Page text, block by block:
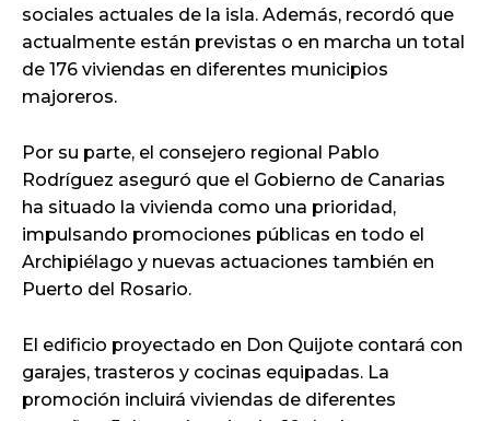
sociales actuales de la isla. Además, recordó que
actualmente están previstas o en marcha un total
de 176 viviendas en diferentes municipios
majoreros.
Por su parte, el consejero regional Pablo
Rodríguez aseguró que el Gobierno de Canarias
ha situado la vivienda como una prioridad,
impulsando promociones públicas en todo el
Archipiélago y nuevas actuaciones también en
Puerto del Rosario.
El edificio proyectado en Don Quijote contará con
garajes, trasteros y cocinas equipadas. La
promoción incluirá viviendas de diferentes